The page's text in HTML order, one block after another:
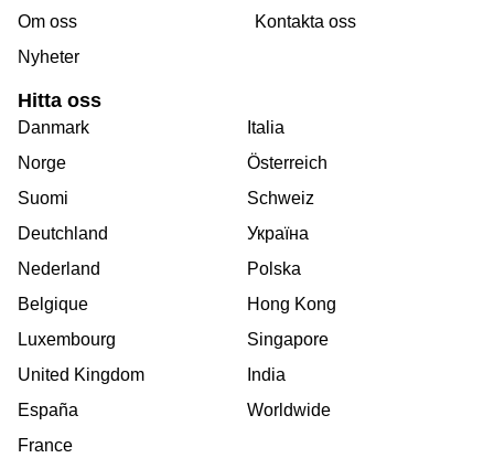
Om oss
Nyheter
Kontakta oss
Hitta oss
Danmark
Norge
Suomi
Deutchland
Nederland
Belgique
Luxembourg
United Kingdom
España
France
Italia
Österreich
Schweiz
Україна
Polska
Hong Kong
Singapore
India
Worldwide